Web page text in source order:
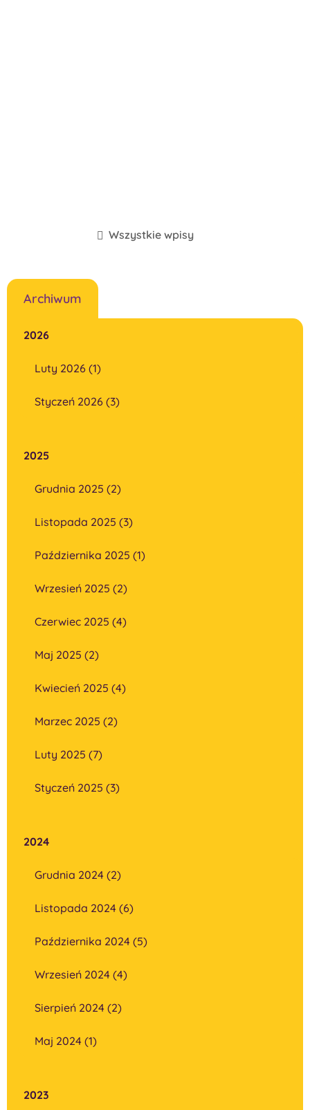
Wszystkie wpisy
Archiwum
2026
Luty 2026 (1)
Styczeń 2026 (3)
2025
Grudnia 2025 (2)
Listopada 2025 (3)
Października 2025 (1)
Wrzesień 2025 (2)
Czerwiec 2025 (4)
Maj 2025 (2)
Kwiecień 2025 (4)
Marzec 2025 (2)
Luty 2025 (7)
Styczeń 2025 (3)
2024
Grudnia 2024 (2)
Listopada 2024 (6)
Października 2024 (5)
Wrzesień 2024 (4)
Sierpień 2024 (2)
Maj 2024 (1)
2023